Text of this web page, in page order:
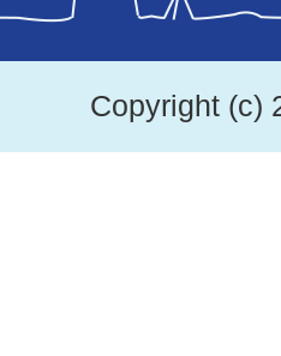
は、
和
Copyright (c)